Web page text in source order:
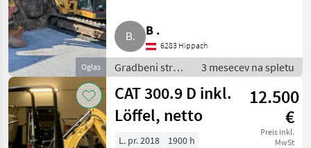
Oglas
B .
6283 Hippach
Gradbeni stroji
/ Mini bager
3 mesecev na spletu
CAT 300.9 D inkl.
Löffel, netto
12.500
€
Preis inkl.
MwSt
L. pr. 2018 1900 h